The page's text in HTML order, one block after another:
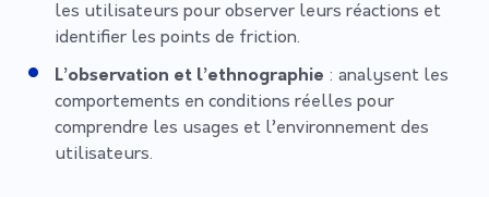
les utilisateurs pour observer leurs réactions et
identifier les points de friction.
L’observation et l’ethnographie : analysent les
comportements en conditions réelles pour
comprendre les usages et l’environnement des
utilisateurs.